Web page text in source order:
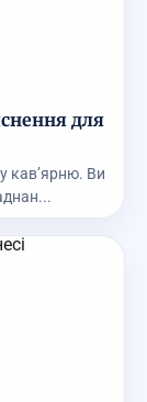
для
кав’ярню. Ви